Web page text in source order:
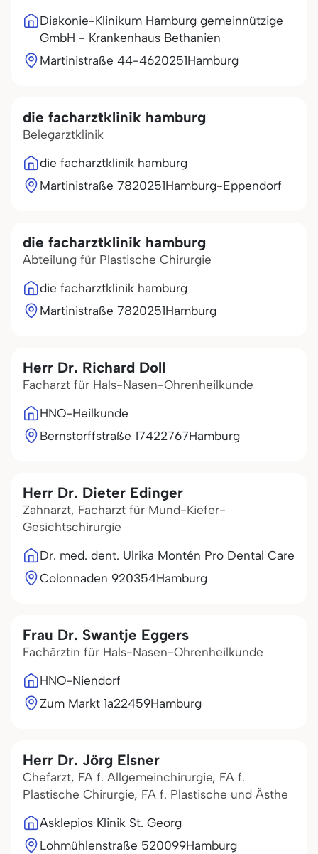
Diakonie-Klinikum Hamburg gemeinnützige
GmbH - Krankenhaus Bethanien
Martinistraße 44-4620251Hamburg
die facharztklinik hamburg
Belegarztklinik
die facharztklinik hamburg
Martinistraße 7820251Hamburg-Eppendorf
die facharztklinik hamburg
Abteilung für Plastische Chirurgie
die facharztklinik hamburg
Martinistraße 7820251Hamburg
Herr Dr. Richard Doll
Facharzt für Hals-Nasen-Ohrenheilkunde
HNO-Heilkunde
Bernstorffstraße 17422767Hamburg
Herr Dr. Dieter Edinger
Zahnarzt, Facharzt für Mund-Kiefer-
Gesichtschirurgie
Dr. med. dent. Ulrika Montén Pro Dental Care
Colonnaden 920354Hamburg
Frau Dr. Swantje Eggers
Fachärztin für Hals-Nasen-Ohrenheilkunde
HNO-Niendorf
Zum Markt 1a22459Hamburg
Herr Dr. Jörg Elsner
Chefarzt, FA f. Allgemeinchirurgie, FA f.
Plastische Chirurgie, FA f. Plastische und Ästhe
Asklepios Klinik St. Georg
Lohmühlenstraße 520099Hamburg